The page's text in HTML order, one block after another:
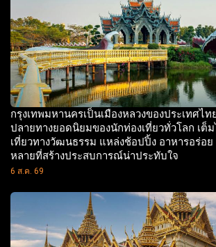
กรุงเทพมหานครเป็นเมืองหลวงของประเทศไ
ปลายทางยอดนิยมของนักท่องเที่ยวทั่วโลก เต็
เที่ยวทางวัฒนธรรม แหล่งช้อปปิ้ง อาหารอร่อ
หลายที่สร้างประสบการณ์น่าประทับใจ
6 ส.ค. 69